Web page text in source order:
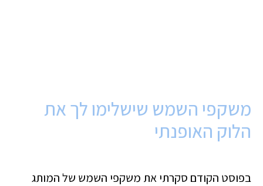
משקפי השמש שישלימו לך את
הלוק האופנתי
בפוסט הקודם סקרתי את משקפי השמש של המותג